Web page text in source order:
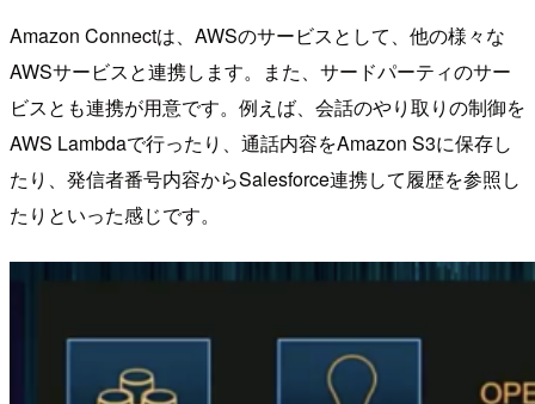
Amazon Connectは、AWSのサービスとして、他の様々な
AWSサービスと連携します。また、サードパーティのサー
ビスとも連携が用意です。例えば、会話のやり取りの制御を
AWS Lambdaで行ったり、通話内容をAmazon S3に保存し
たり、発信者番号内容からSalesforce連携して履歴を参照し
たりといった感じです。